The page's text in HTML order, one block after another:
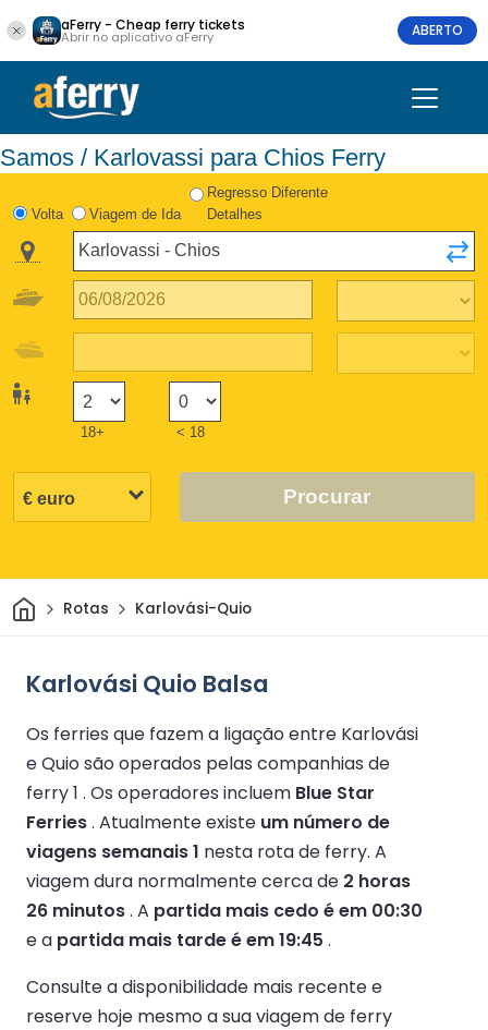
aFerry - Cheap ferry tickets
Abrir no aplicativo aFerry ABERTO
Samos / Karlovassi para Chios Ferry
Volta Viagem de Ida
Regresso Diferente
Detalhes
18+ < 18
Procurar
CasaRotas Karlovási-Quio
Karlovási Quio Balsa
Os ferries que fazem a ligação entre Karlovási
e Quio são operados pelas companhias de
ferry 1 . Os operadores incluem Blue Star
Ferries. Atualmente existe um número de
viagens semanais 1 nesta rota de ferry. A
viagem dura normalmente cerca de 2 horas
26 minutos. A partida mais cedo é em 00:30
e a partida mais tarde é em 19:45 .
Consulte a disponibilidade mais recente e
reserve hoje mesmo a sua viagem de ferry